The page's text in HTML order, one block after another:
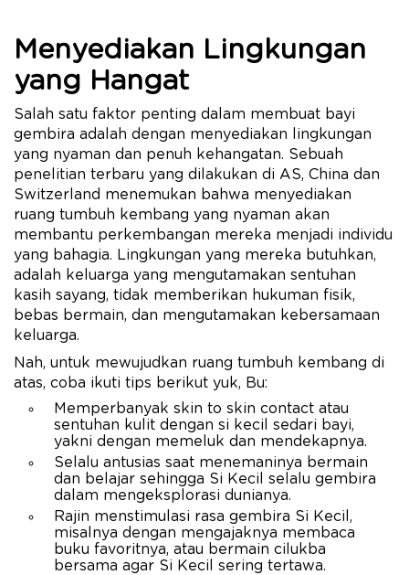
Menyediakan Lingkungan
yang Hangat
Salah satu faktor penting dalam membuat bayi
gembira adalah dengan menyediakan lingkungan
yang nyaman dan penuh kehangatan. Sebuah
penelitian terbaru yang dilakukan di AS, China dan
Switzerland menemukan bahwa menyediakan
ruang tumbuh kembang yang nyaman akan
membantu perkembangan mereka menjadi individu
yang bahagia. Lingkungan yang mereka butuhkan,
adalah keluarga yang mengutamakan sentuhan
kasih sayang, tidak memberikan hukuman fisik,
bebas bermain, dan mengutamakan kebersamaan
keluarga.
Nah, untuk mewujudkan ruang tumbuh kembang di
atas, coba ikuti tips berikut yuk, Bu:
Memperbanyak skin to skin contact atau
sentuhan kulit dengan si kecil sedari bayi,
yakni dengan memeluk dan mendekapnya.
Selalu antusias saat menemaninya bermain
dan belajar sehingga Si Kecil selalu gembira
dalam mengeksplorasi dunianya.
Rajin menstimulasi rasa gembira Si Kecil,
misalnya dengan mengajaknya membaca
buku favoritnya, atau bermain cilukba
bersama agar Si Kecil sering tertawa.